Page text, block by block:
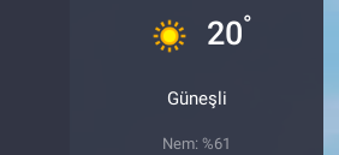
20°
Güneşli
Nem: %61